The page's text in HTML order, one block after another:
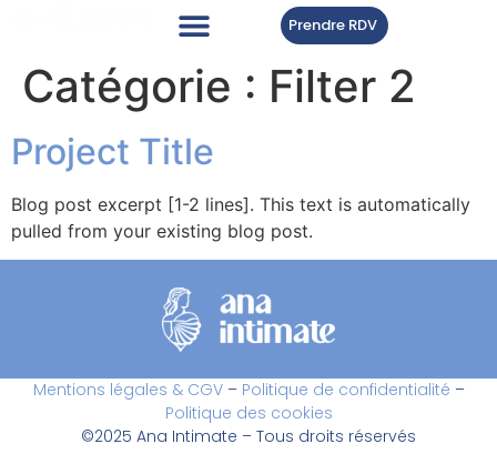
Prendre RDV
Catégorie : Filter 2
Project Title
Blog post excerpt [1-2 lines]. This text is automatically
pulled from your existing blog post.
Mentions légales & CGV– Politique de confidentialité –
Politique des cookies
©2025 Ana Intimate – Tous droits réservés​